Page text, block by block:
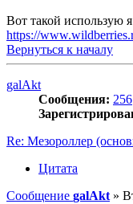
Вот такой использую
https://
Вернуться к началу
galAkt
Сообщения: 256
Re: Мезороллер
Цитата
Сообщение galAkt »